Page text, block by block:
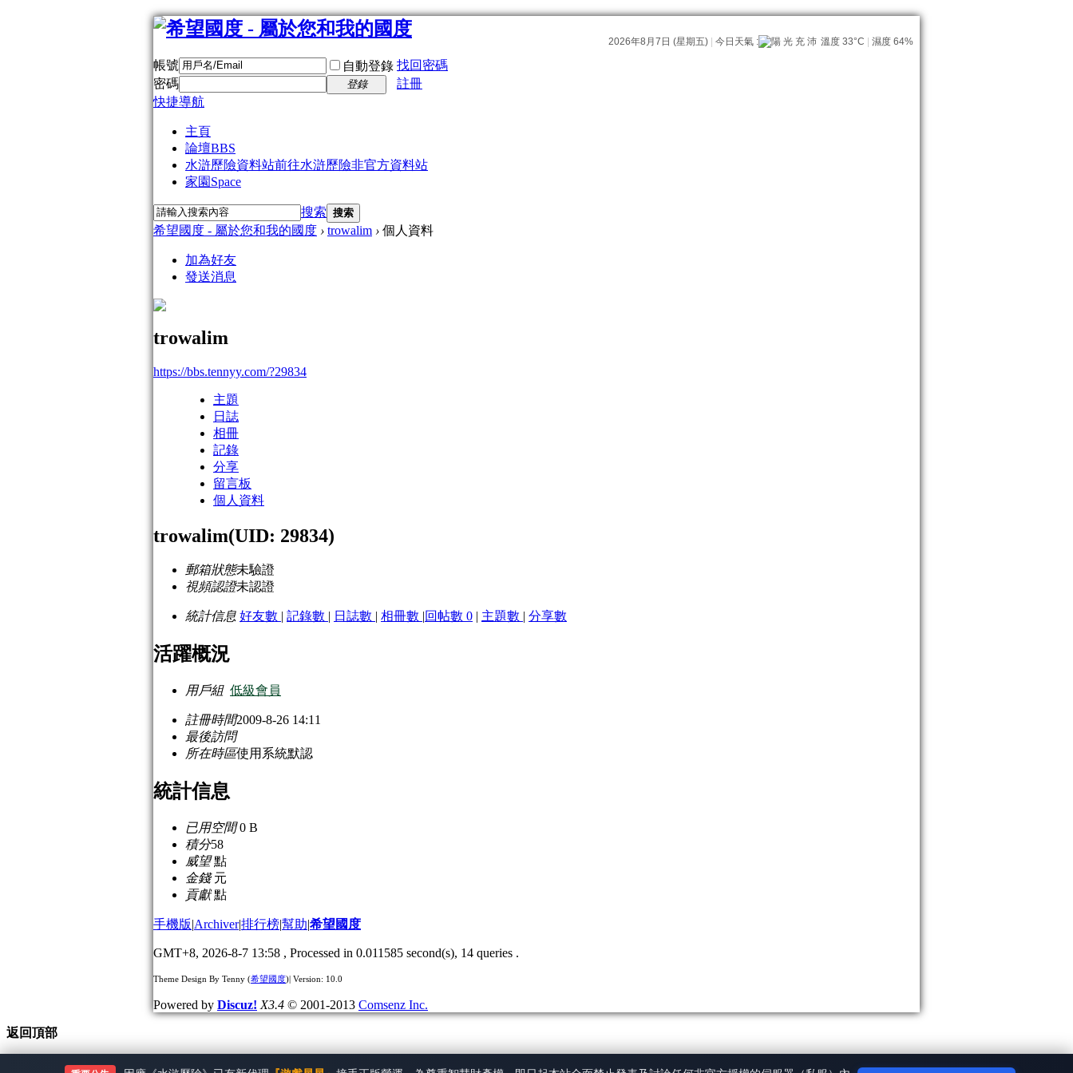
帳號 自動登錄 找回密碼
密碼
登錄
註冊
快捷導航
主頁
論壇BBS
水滸歷險資料站前往水滸歷險非官方資料站
家園 Space
搜索 搜索
希望國度 - 屬於您和我的國度 › trowalim › 個人資料
加為好友
發送消息
trowalim
https://bbs.tennyy.com/?29834
主題
日誌
相冊
記錄
分享
留言板
個人資料
trowalim(UID: 29834)
郵箱狀態未驗證
視頻認證未認證
統計信息 好友數 | 記錄數 | 日誌數 | 相冊數 |回帖數 0 | 主題數 | 分享數
活躍概況
用戶組 低級會員
註冊時間2009-8-26 14:11
最後訪問
所在時區使用系統默認
統計信息
已用空間0 B
積分58
威望點
金錢元
貢獻點
手機版|Archiver|排行榜|幫助|希望國度
GMT+8, 2026-8-7 13:58 , Processed in 0.011585 second(s), 14 queries .
Theme Design By Tenny (希望國度)| Version: 10.0
Powered by Discuz! X3.4 © 2001-2013 Comsenz Inc.
返回頂部